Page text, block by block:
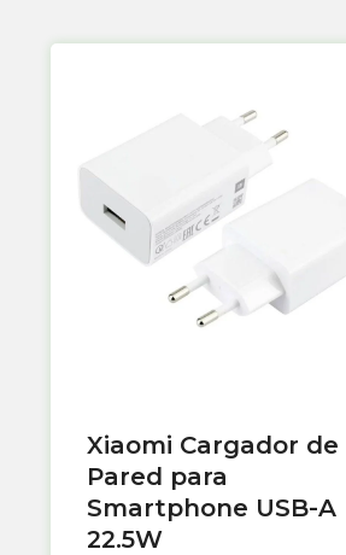
Xiaomi Cargador de
Pared para
Smartphone USB-A
22.5W